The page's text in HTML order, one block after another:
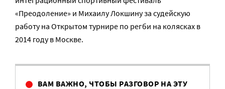
«Преодоление» и Михаилу Локшину за судейскую
работу на Открытом турнире по регби на колясках в
2014 году в Москве.
ВАМ ВАЖНО, ЧТОБЫ РАЗГОВОР НА ЭТУ